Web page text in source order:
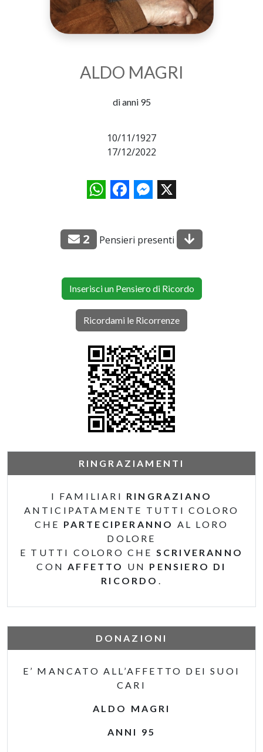
ALDO MAGRI
di anni 95
10/11/1927
17/12/2022
WhatsAppFacebookMessenger
X
2 Pensieri presenti
Inserisci un Pensiero di Ricordo
Ricordami le Ricorrenze
RINGRAZIAMENTI
I FAMILIARI RINGRAZIANO
ANTICIPATAMENTE TUTTI COLORO
CHE PARTECIPERANNO AL LORO
DOLORE
E TUTTI COLORO CHE SCRIVERANNO
CONAFFETTO UN PENSIERO DI
RICORDO .
DONAZIONI
E’ MANCATO ALL’AFFETTO DEI SUOI
CARI
ALDO MAGRI
ANNI 95